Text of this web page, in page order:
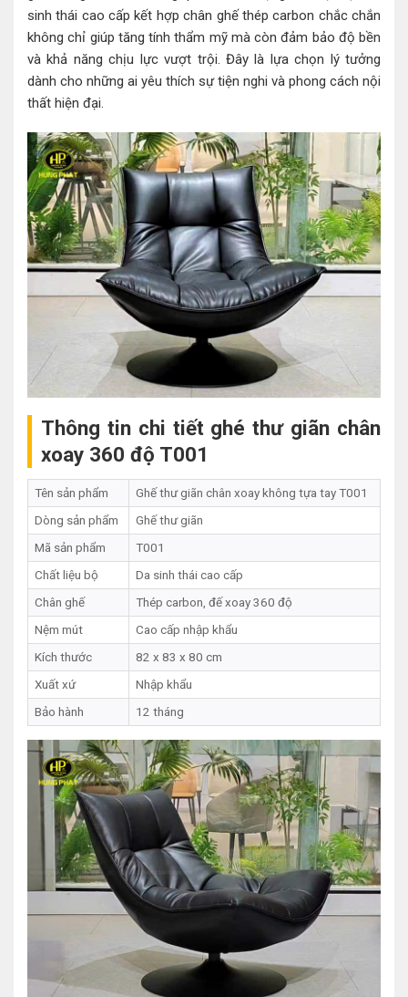
sinh thái cao cấp kết hợp chân ghế thép carbon chắc chắn
không chỉ giúp tăng tính thẩm mỹ mà còn đảm bảo độ bền
và khả năng chịu lực vượt trội. Đây là lựa chọn lý tưởng
dành cho những ai yêu thích sự tiện nghi và phong cách nội
thất hiện đại.
Thông tin chi tiết ghé thư giãn chân
xoay 360 độ T001
Tên sản phẩm
Ghế thư giãn chân xoay không tựa tay T001
Dòng sản phẩm
Ghế thư giãn
Mã sản phẩm
T001
Chất liệu bộ
Da sinh thái cao cấp
Chân ghế
Thép carbon, đế xoay 360 độ
Nệm mút
Cao cấp nhập khẩu
Kích thước
82 x 83 x 80 cm
Xuất xứ
Nhập khẩu
Bảo hành
12 tháng